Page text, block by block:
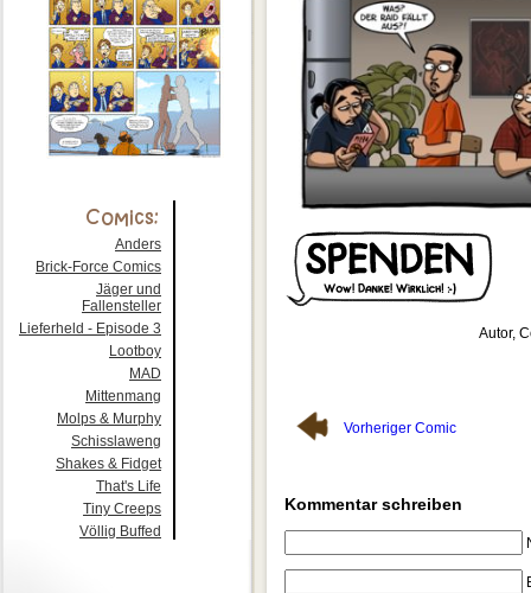
Anders
Brick-Force Comics
Jäger und
Fallensteller
Lieferheld - Episode 3
Lootboy
MAD
Mittenmang
Molps & Murphy
Schisslaweng
Shakes & Fidget
That's Life
Tiny Creeps
Völlig Buffed
Autor,
Vorheriger Comic
Kommentar schreiben